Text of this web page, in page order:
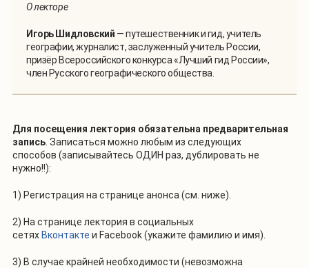
О лекторе
Игорь Шидловский — путешественник и гид, учитель
географии, журналист, заслуженный учитель России,
призёр Всероссийского конкурса «Лучший гид России»,
член Русского географического общества.
Для посещения лектория обязательна предварительная
запись . Записаться можно любым из следующих
способов (записывайтесь ОДИН раз, дублировать не
нужно!!):
1) Регистрация на странице анонса (см. ниже).
2) На странице лектория в социальных
сетях Вконтакте и Facebook(укажите фамилию и имя).
3) В случае крайней необходимости (невозможна